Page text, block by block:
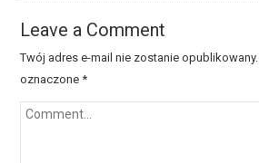
Leave a Comment
Twój adres e-mail nie zostanie opublikowany.
oznaczone*